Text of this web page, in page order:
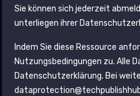
Sie können sich jederzeit
unterliegen ihrer
Indem Sie diese Ressource
Nutzungsbedingungen zu. Alle
Datenschutzerklärung. Bei